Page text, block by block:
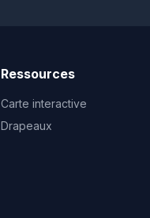
Ressources
Carte interactive
Drapeaux